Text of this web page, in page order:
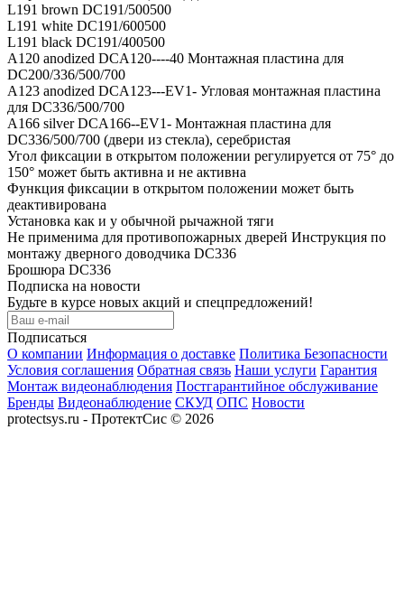
L191 brown DC191/500500
L191 white DC191/600500
L191 black DC191/400500
A120 anodized DCA120----40 Монтажная пластина для
DC200/336/500/700
A123 anodized DCA123---EV1- Угловая монтажная пластина
для DC336/500/700
A166 silver DCA166--EV1- Монтажная пластина для
DC336/500/700 (двери из стекла), серебристая
Угол фиксации в открытом положении регулируется от 75° до
150° может быть активна и не активна
Функция фиксации в открытом положении может быть
деактивирована
Установка как и у обычной рычажной тяги
Не применима для противопожарных дверей Инструкция по
монтажу дверного доводчика DC336
Брошюра DC336
Подписка на новости
Будьте в курсе новых акций и спецпредложений!
Подписаться
О компании Информация о доставке Политика Безопасности
Условия соглашения Обратная связь Наши услуги Гарантия
Монтаж видеонаблюдения Постгарантийное обслуживание
Бренды Видеонаблюдение СКУД ОПС Новости
protectsys.ru - ПротектСис © 2026